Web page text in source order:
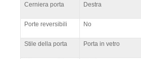
Cerniera porta Destra
Porte reversibili No
Stile della porta Porta in vetro